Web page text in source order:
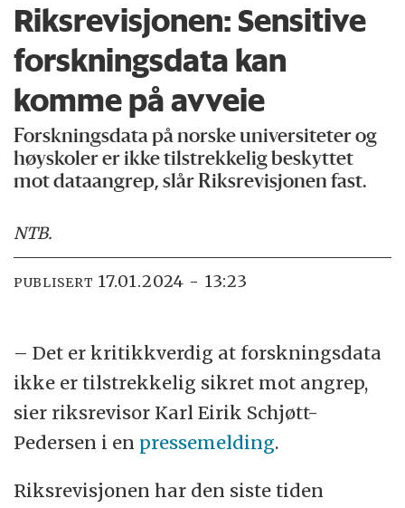
Riksrevisjonen: Sensitive
forsknings­data kan
komme på avveie
Forskningsdata på norske universiteter og
høyskoler er ikke tilstrekkelig beskyttet
mot dataangrep, slår Riksrevisjonen fast.
NTB.
PUBLISERT 17.01.2024 - 13:23
– Det er kritikkverdig at forskningsdata
ikke er tilstrekkelig sikret mot angrep,
sier riksrevisor Karl Eirik Schjøtt-
Pedersen i en pressemelding.
Riksrevisjonen har den siste tiden